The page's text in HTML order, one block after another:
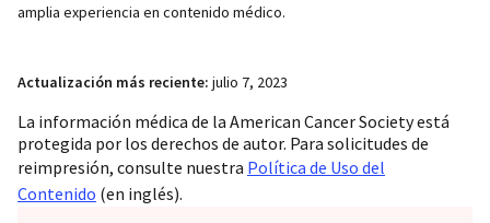
amplia experiencia en contenido médico.
Actualización más reciente: julio 7, 2023
La información médica de la American Cancer Society está
protegida por los derechos de autor. Para solicitudes de
reimpresión, consulte nuestra Política de Uso del
Contenido (en inglés).